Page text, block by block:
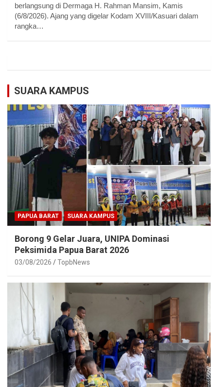
berlangsung di Dermaga H. Rahman Mansim, Kamis
(6/8/2026). Ajang yang digelar Kodam XVIII/Kasuari dalam
rangka…
SUARA KAMPUS
PAPUA BARAT SUARA KAMPUS
Borong 9 Gelar Juara, UNIPA Dominasi
Peksimida Papua Barat 2026
03/08/2026 TopbNews